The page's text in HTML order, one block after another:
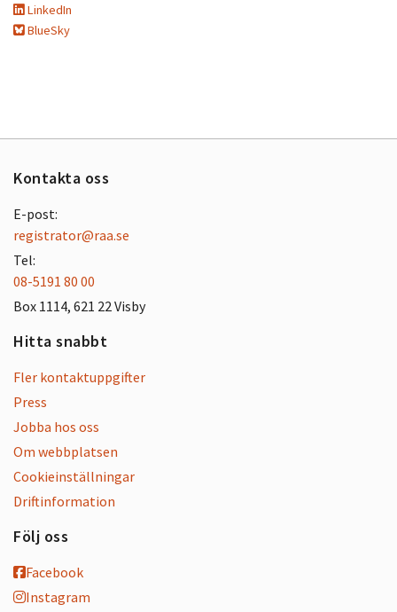
LinkedIn
BlueSky
Kontakta oss
E-post:
registrator@raa.se
Tel:
08-5191 80 00
Box 1114, 621 22 Visby
Hitta snabbt
Fler kontaktuppgifter
Press
Jobba hos oss
Om webbplatsen
Cookieinställningar
Driftinformation
Följ oss
Facebook
Instagram